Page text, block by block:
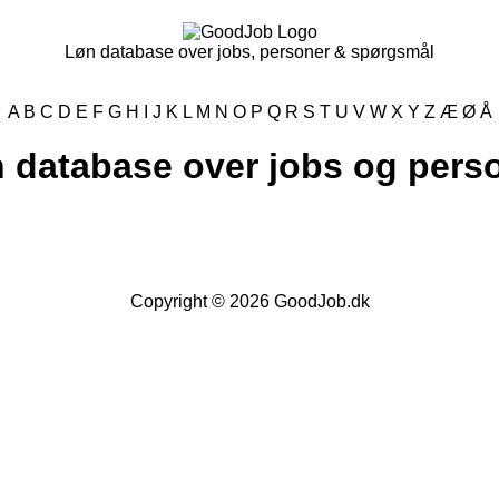
Løn database over jobs, personer & spørgsmål
A B C D E F G H J K L M N O P Q R S T U V W X Y Z Æ Ø Å
database over jobs og
Copyright © 2026 GoodJob.dk